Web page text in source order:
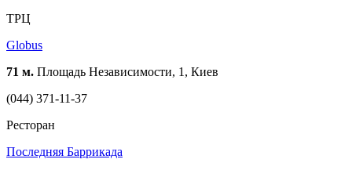
ТРЦ
Globus
71 м. Площадь Независимости, 1, Киев
(044) 371-11-37
Ресторан
Последняя Баррикада